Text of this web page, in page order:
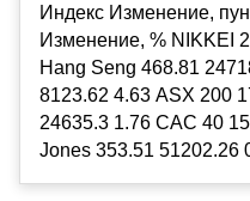
Индекс Изменение,
Изменение, % NIKKEI
Hang Seng 468.81
8123.62 4.63 ASX 200
24635.3 1.76 CAC 40
Jones 353.51 51202.26